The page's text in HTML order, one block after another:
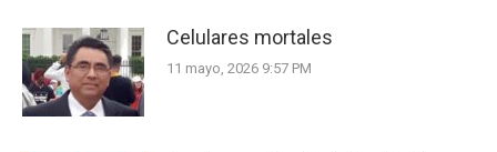
Celulares mortales
11 mayo, 2026 9:57 PM